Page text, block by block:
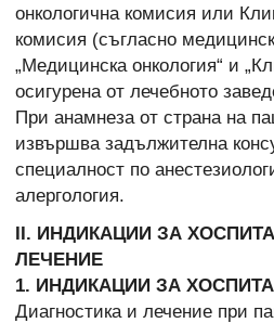
онкологична комисия или
комисия (съгласно
„Медицинска онкология“ и
осигурена от лечебното
При анамнеза от страна на
извършва задължителна
специалност по
алергология.
ІІ. ИНДИКАЦИИ ЗА
ЛЕЧЕНИЕ
1. ИНДИКАЦИИ ЗА
Диагностика и лечение при